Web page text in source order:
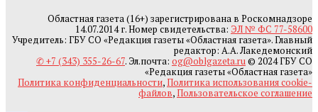
Областная газета (16+) зарегистрирована в Роскомнадзоре
14.07.2014 г. Номер свидетельства: ЭЛ № ФС 77-58600
Учредитель: ГБУ СО «Редакция газеты «Областная газета». Главный
редактор: А.А. Лакедемонский
✆ +7 (343) 355-26-67. Эл.почта: og@oblgazeta.ru© 2024 ГБУ СО
«Редакция газеты «Областная газета»
Политика конфиденциальности,Политика использования cookie-
файлов,Пользовательское соглашение